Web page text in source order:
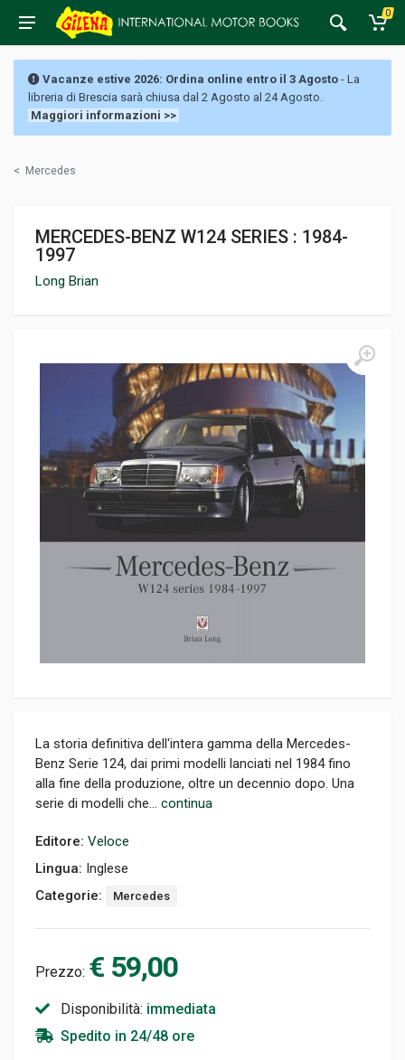
0
Vacanze estive 2026: Ordina online entro il 3 Agosto - La
libreria di Brescia sarà chiusa dal 2 Agosto al 24 Agosto.
Maggiori informazioni >>
< Mercedes
MERCEDES-BENZ W124 SERIES : 1984-
1997
Long Brian
La storia definitiva dell'intera gamma della Mercedes-
Benz Serie 124, dai primi modelli lanciati nel 1984 fino
alla fine della produzione, oltre un decennio dopo. Una
serie di modelli che... continua
Editore: Veloce
Lingua: Inglese
Categorie:
Mercedes
Prezzo: € 59,00
Disponibilità: immediata
Spedito in 24/48 ore